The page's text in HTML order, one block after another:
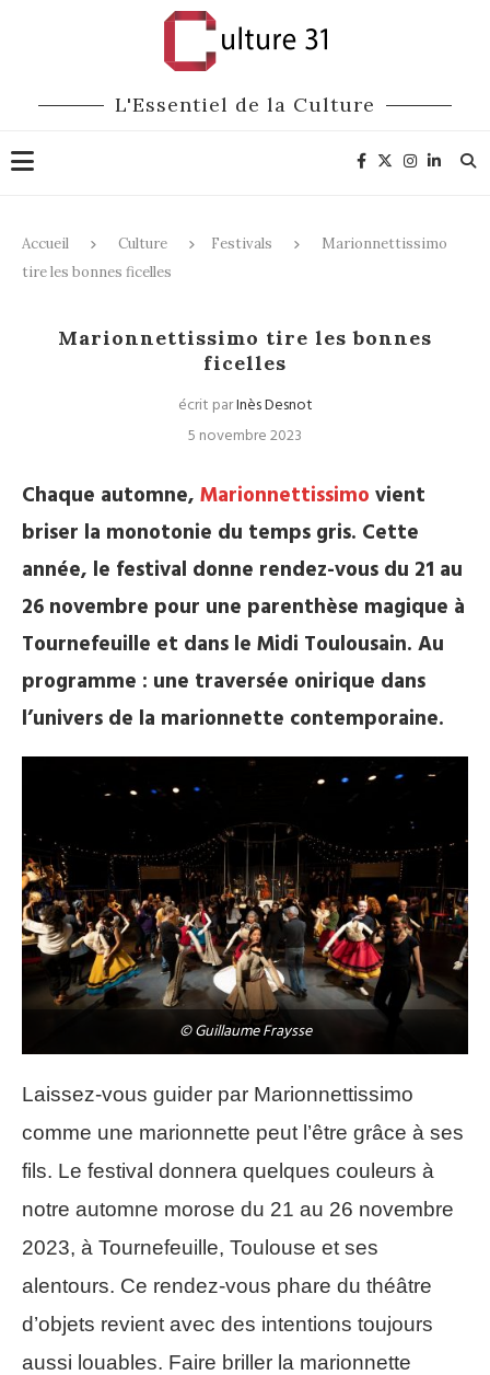
L'Essentiel de la Culture
Accueil Culture Festivals
Marionnettissimo
tire les bonnes ficelles
Marionnettissimo tire les bonnes
ficelles
écrit parInès Desnot
5 novembre 2023
Chaque automne, Marionnettissimo vient
briser la monotonie du temps gris. Cette
année, le festival donne rendez-vous du 21 au
26 novembre pour une parenthèse magique à
Tournefeuille et dans le Midi Toulousain. Au
programme : une traversée onirique dans
l’univers de la marionnette contemporaine.
© Guillaume Fraysse
Laissez-vous guider par Marionnettissimo
comme une marionnette peut l’être grâce à ses
fils. Le festival donnera quelques couleurs à
notre automne morose du 21 au 26 novembre
2023, à Tournefeuille, Toulouse et ses
alentours. Ce rendez-vous phare du théâtre
d’objets revient avec des intentions toujours
aussi louables. Faire briller la marionnette